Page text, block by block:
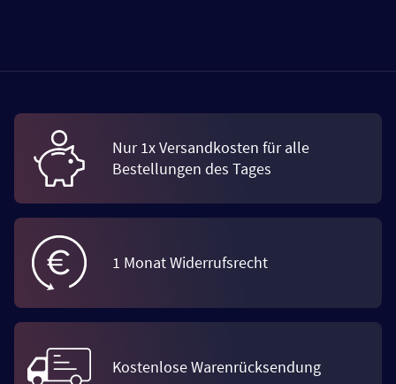
Nur 1x Versandkosten für alle
Bestellungen des Tages
1 Monat Widerrufsrecht
Kostenlose Warenrücksendung